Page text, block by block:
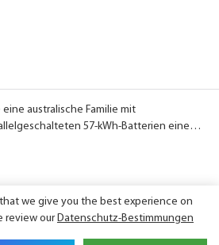
eine australische Familie mit
57-kWh-Batterien einen
we give you the best experience on
review ourDatenschutz-Bestimmungen